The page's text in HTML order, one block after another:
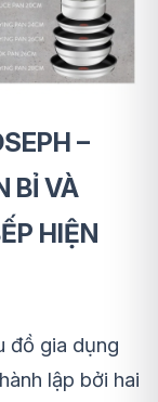
–
BỈ VÀ
HIỆN
đồ gia dụng
lập bởi hai